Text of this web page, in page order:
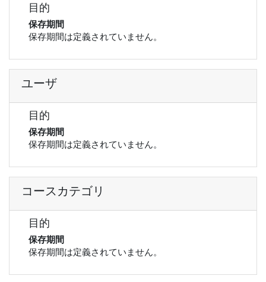
目的
保存期間
保存期間は定義されていません。
ユーザ
目的
保存期間
保存期間は定義されていません。
コースカテゴリ
目的
保存期間
保存期間は定義されていません。